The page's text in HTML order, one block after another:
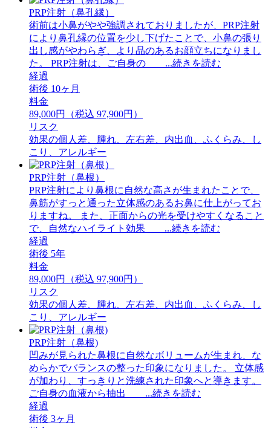
PRP注射（鼻孔縁）
術前は小鼻がやや強調されておりましたが、PRP注射
により鼻孔縁の位置を少し下げたことで、小鼻の張り
出し感がやわらぎ、より品のあるお顔立ちになりまし
た。 ⁡PRP注射は、ご自身の ...続きを読む
経過
術後 10ヶ月
料金
89,000円（税込 97,900円）
リスク
効果の個人差、腫れ、左右差、内出血、ふくらみ、し
こり、アレルギー
PRP注射（鼻根）
PRP注射により鼻根に自然な高さが生まれたことで、
鼻筋がすっと通った立体感のあるお鼻に仕上がってお
りますね。 また、正面からの光を受けやすくなること
で、自然なハイライト効果 ...続きを読む
経過
術後 5年
料金
89,000円（税込 97,900円）
リスク
効果の個人差、腫れ、左右差、内出血、ふくらみ、し
こり、アレルギー
PRP注射（鼻根)
凹みが見られた鼻根に自然なボリュームが生まれ、な
めらかでバランスの整った印象になりました。 立体感
が加わり、すっきりと洗練された印象へと導きます。
ご自身の血液から抽出 ...続きを読む
経過
術後 3ヶ月